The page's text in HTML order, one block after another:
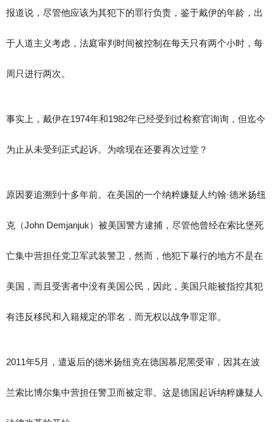
报道说，尽管他应该为其犯下的罪行负责，鉴于戴伊的年龄，出
于人道主义考虑，法庭审判时间被控制在每天只有两个小时，每
周只进行两次。
事实上，戴伊在1974年和1982年已经受到过检察官询询，但迄今
为止从未受到正式起诉。为啥现在还要再次过堂？
原因要追溯到十多年前。在美国的一个纳粹嫌疑人约翰·德米扬纽
克（John Demjanjuk）被美国警方逮捕，尽管他曾经在索比堡死
亡集中营担任党卫军武装警卫，然而，他犯下暴行的地方不是在
美国，而且受害者中没有美国公民，因此，美国只能被指控其犯
有违反移民和入籍规定的罪名，而无权以战争罪定罪。
2011年5月，遣返后的德米扬纽克在德国慕尼黑受审，因其在波
兰索比博尔集中营担任警卫而被定罪。这是德国起诉纳粹嫌疑人